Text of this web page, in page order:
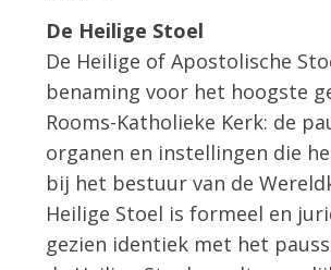
De Heilige Stoel
De Heilige of Apostolische
benaming voor het hoogste
Rooms-Katholieke Kerk: de
organen en instellingen die
bij het bestuur van de
Heilige Stoel is formeel en
gezien identiek met het